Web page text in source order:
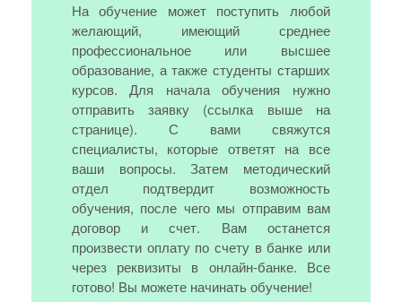
На обучение может поступить любой
желающий, имеющий среднее
профессиональное или высшее
образование, а также студенты старших
курсов. Для начала обучения нужно
отправить заявку (ссылка выше на
странице). С вами свяжутся
специалисты, которые ответят на все
ваши вопросы. Затем методический
отдел подтвердит возможность
обучения, после чего мы отправим вам
договор и счет. Вам останется
произвести оплату по счету в банке или
через реквизиты в онлайн-банке. Все
готово! Вы можете начинать обучение!